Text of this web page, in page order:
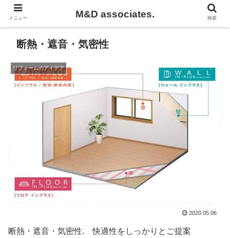
断熱・遮音・気密性
リフォームのアイデア
2020.05.06
断熱・遮音・気密性. 快適性をしっかりとご提案
メニュー M&D associates. 検索